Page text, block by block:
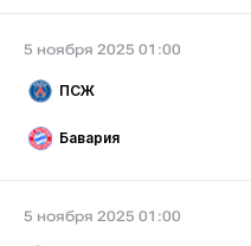
5 ноября 2025 01:00
ПСЖ
Бавария
5 ноября 2025 01:00